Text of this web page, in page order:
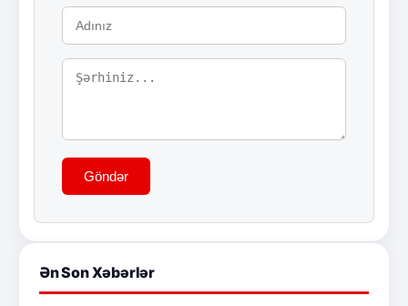
Göndər
Ən Son Xəbərlər